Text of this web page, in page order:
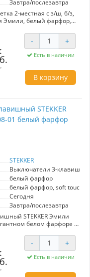
Завтра/послезавтра
2-местная с з/ш, б/з,
Эмили, белый фарфор,
- +
Есть в наличии
В корзину
STEKKER
01 белый фарфор
STEKKER
Выключатели 3-
белый фарфор
белый фарфор, soft touch
Сегодня
Завтра/послезавтра
STEKKER Эмили
белом фарфоре с
Основные
заключаются в
материалах:
из
бронзы, а внутренний
- +
Есть в наличии